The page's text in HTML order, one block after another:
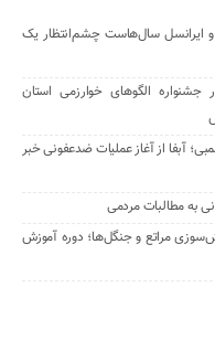
ایرانسل سال‌هاست چشم‌انتظار یک
الگوهای خوارزمی استان
آبفا از آغاز عملیات ضدعفونی خبر
به مطالبات مردمی
مراتع و جنگل‌ها؛ دوره آموزش